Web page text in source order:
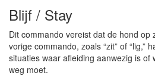
Blijf / Stay
Dit commando vereist dat de hond op
vorige commando, zoals “zit” of “lig,”
situaties waar afleiding aanwezig is of
weg moet.